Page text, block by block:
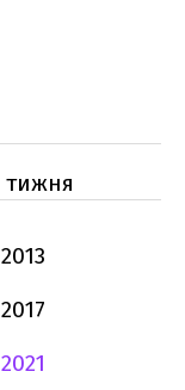
тижня
2013
2017
2021